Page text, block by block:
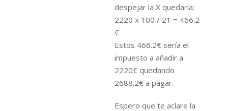
despejar la X quedaría:
2220 x 100 / 21 = 466.2
€
Estos 466.2€ sería el
impuesto a añadir a
2220€ quedando
2688.2€ a pagar.
Espero que te aclare la